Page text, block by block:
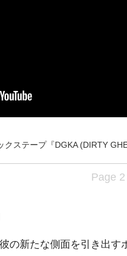
クステープ『DGKA (DIRTY
Page
の新たな側面を引き出す